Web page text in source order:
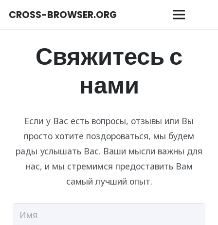
CROSS-BROWSER.ORG
Свяжитесь с
нами
Если у Вас есть вопросы, отзывы или Вы
просто хотите поздороваться, мы будем
рады услышать Вас. Ваши мысли важны для
нас, и мы стремимся предоставить Вам
самый лучший опыт.